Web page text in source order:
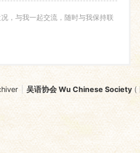
，与我一起交流，随时与我保持联
吴语协会 Wu Chinese Society(